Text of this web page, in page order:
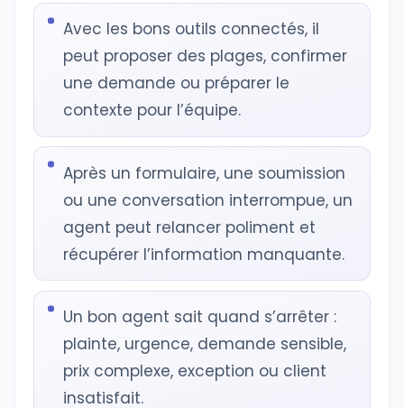
Avec les bons outils connectés, il
peut proposer des plages, confirmer
une demande ou préparer le
contexte pour l’équipe.
Après un formulaire, une soumission
ou une conversation interrompue, un
agent peut relancer poliment et
récupérer l’information manquante.
Un bon agent sait quand s’arrêter :
plainte, urgence, demande sensible,
prix complexe, exception ou client
insatisfait.